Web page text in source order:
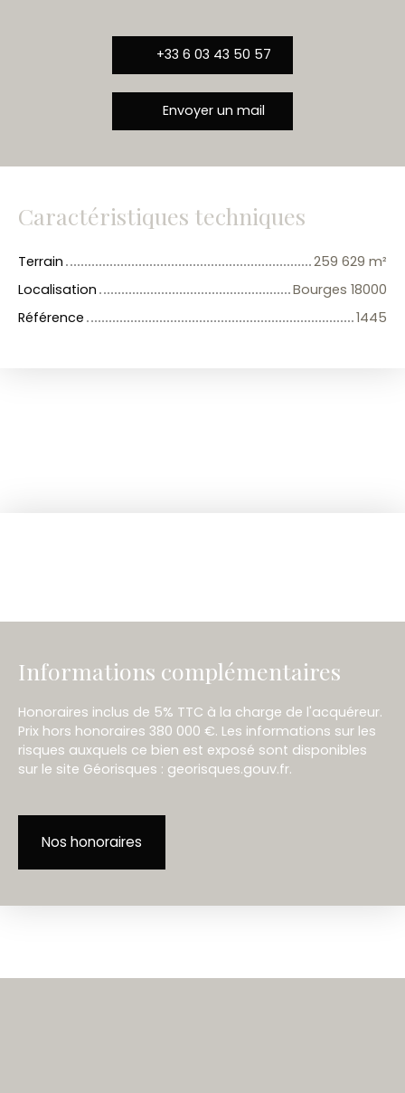
+33 6 03 43 50 57
Envoyer un mail
Caractéristiques techniques
Terrain 259 629 m²
Localisation
Bourges 18000
Référence
1445
Informations complémentaires
Honoraires inclus de 5% TTC à la charge de l'acquéreur.
Prix hors honoraires 380 000 €. Les informations sur les
risques auxquels ce bien est exposé sont disponibles
sur le site Géorisques : georisques.gouv.fr.
Nos honoraires